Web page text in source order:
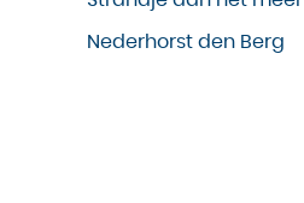
Nederhorst den Berg